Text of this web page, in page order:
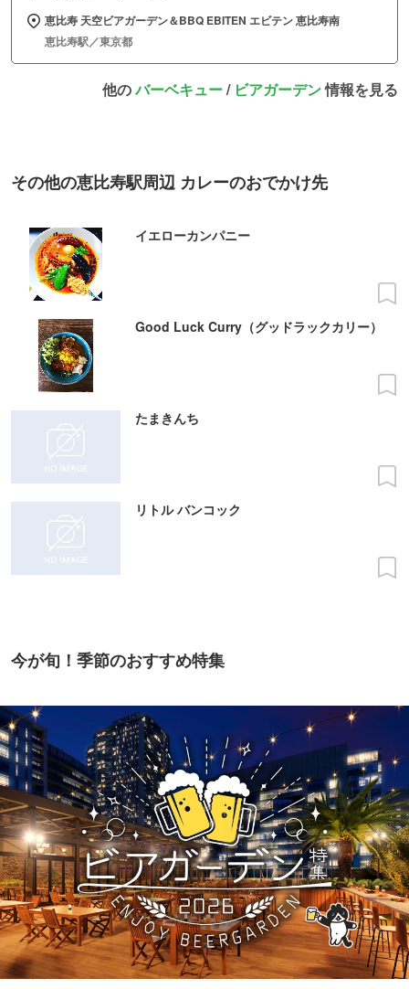
恵比寿 天空ビアガーデン＆BBQ EBITEN エビテン 恵比寿南
恵比寿駅／東京都
他のバーベキュー/ ビアガーデン情報を見る
その他の恵比寿駅周辺 カレーのおでかけ先
イエローカンパニー
Good Luck Curry（グッドラックカリー）
たまきんち
リトル バンコック
今が旬！季節のおすすめ特集